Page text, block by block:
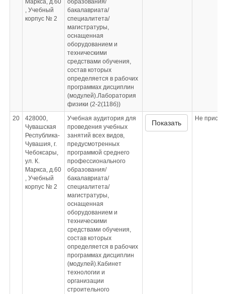
Маркса, д.60
, Учебный
корпус № 2
образования/
бакалавриата/
специалитета/
магистратуры,
оснащенная
оборудованием и
техническими
средствами обучения,
состав которых
определяется в рабочих
программах дисциплин
(модулей).Лаборатория
физики (2-2(118б))
20
428000,
Чувашская
Республика-
Чувашия, г.
Чебоксары,
ул. К.
Маркса, д.60
, Учебный
корпус № 2
Учебная аудитория для
проведения учебных
занятий всех видов,
предусмотренных
программой среднего
профессионального
образования/
бакалавриата/
специалитета/
магистратуры,
оснащенная
оборудованием и
техническими
средствами обучения,
состав которых
определяется в рабочих
программах дисциплин
(модулей).Кабинет
технологии и
организации
строительного
Показать
Не